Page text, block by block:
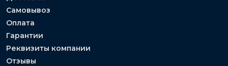
Самовывоз
Оплата
Гарантии
Реквизиты компании
Отзывы